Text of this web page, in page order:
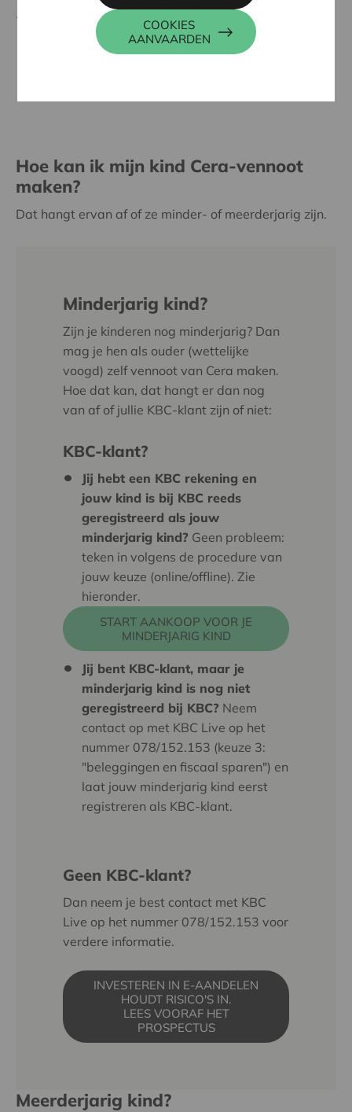
het geïnvesteerde kapitaal te verliezen.
Hoe kan ik mijn kind Cera-vennoot
maken?
Dat hangt ervan af of ze minder- of meerderjarig zijn.
Minderjarig kind?
Zijn je kinderen nog minderjarig? Dan
mag je hen als ouder (wettelijke
voogd) zelf vennoot van Cera maken.
Hoe dat kan, dat hangt er dan nog
van af of jullie KBC-klant zijn of niet:
KBC-klant?
Jij hebt een KBC rekening en
jouw kind is bij KBC reeds
geregistreerd als jouw
minderjarig kind? Geen probleem:
teken in volgens de procedure van
jouw keuze (online/offline). Zie
hieronder.
START AANKOOP VOOR JE
MINDERJARIG KIND
Jij bent KBC-klant, maar je
minderjarig kind is nog niet
geregistreerd bij KBC? Neem
contact op met KBC Live op het
nummer 078/152.153 (keuze 3:
"beleggingen en fiscaal sparen") en
laat jouw minderjarig kind eerst
registreren als KBC-klant.
Geen KBC-klant?
Dan neem je best contact met KBC
Live op het nummer 078/152.153 voor
verdere informatie.
INVESTEREN IN E-AANDELEN
HOUDT RISICO'S IN.
LEES VOORAF HET
PROSPECTUS
Meerderjarig kind?
COOKIES
AANVAARDEN